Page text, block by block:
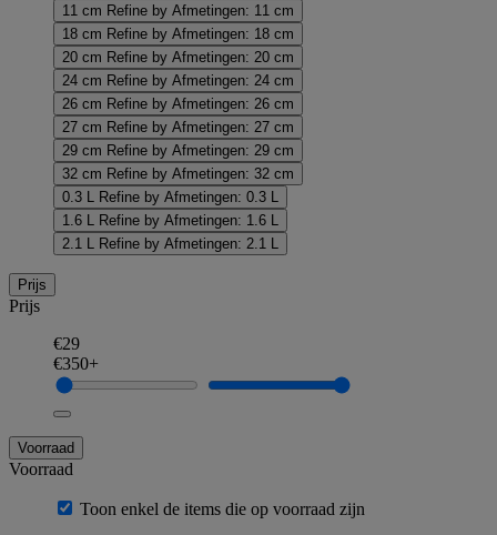
11 cm Refine by Afmetingen: 11 cm
18 cm Refine by Afmetingen: 18 cm
20 cm Refine by Afmetingen: 20 cm
24 cm Refine by Afmetingen: 24 cm
26 cm Refine by Afmetingen: 26 cm
27 cm Refine by Afmetingen: 27 cm
29 cm Refine by Afmetingen: 29 cm
32 cm Refine by Afmetingen: 32 cm
0.3 L
Refine by Afmetingen: 0.3 L
1.6 L
Refine by Afmetingen: 1.6 L
2.1 L
Refine by Afmetingen: 2.1 L
Prijs
Prijs
€29
€350+
Voorraad
Voorraad
Toon enkel de items die op voorraad zijn